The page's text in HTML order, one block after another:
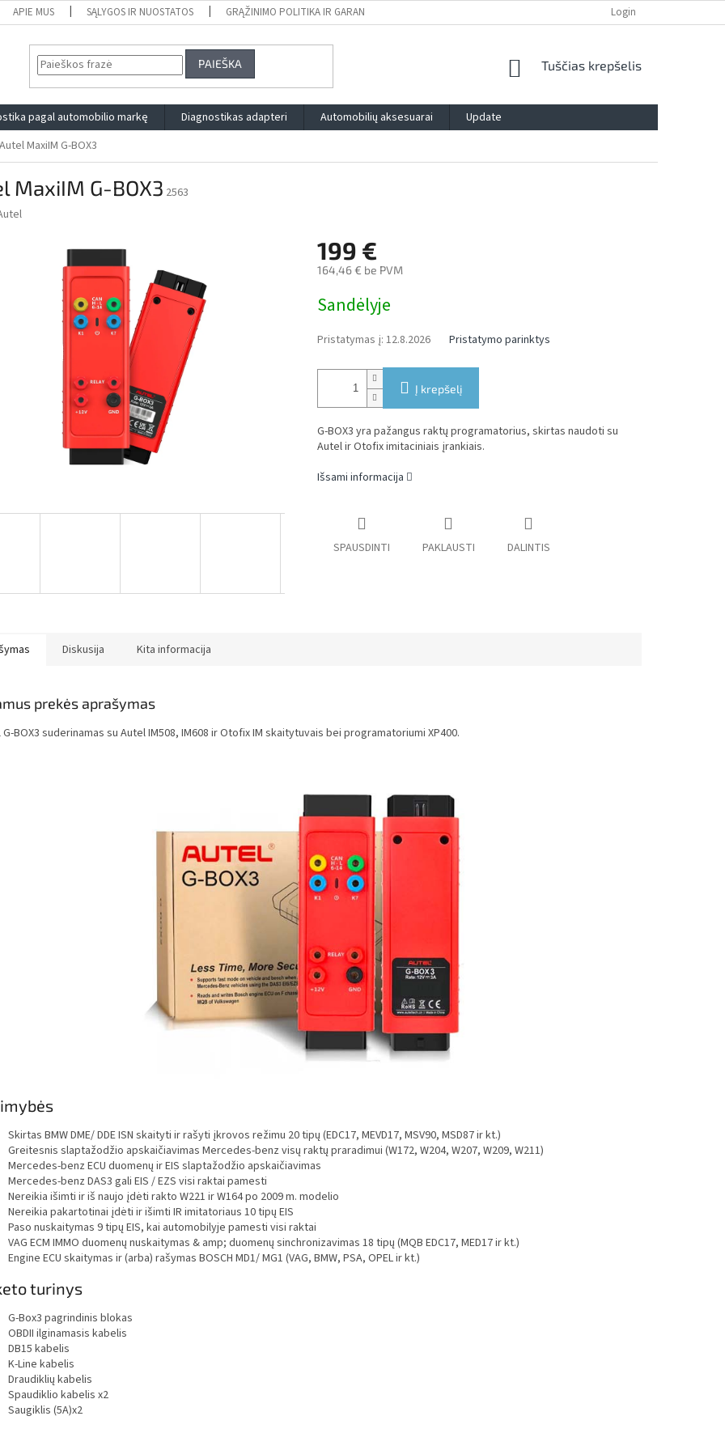
APIE MUS SĄLYGOS IR NUOSTATOS GRĄŽINIMO POLITIKA IR GARANTIJA BLOG
Login
PAIEŠKA
SHOPPING
Tuščias krepšelis
pagal automobilio markę Diagnostikas adapteri Automobilių aksesuarai
Update
Autel MaxiIM G-BOX3
MaxiIM G-BOX3 2563
199 €
164,46 € be PVM
price:
Sandėlyje
Pristatymas į: 12.8.2026 Pristatymo parinktys
Į krepšelį
G-BOX3 yra pažangus raktų programatorius, skirtas naudoti su
Autel ir Otofix imitaciniais įrankiais.
Išsami informacija
SPAUSDINTI PAKLAUSTI DALINTIS
Diskusija Kita informacija
prekės aprašymas
BOX3 suderinamas su Autel IM508, IM608 ir Otofix IM skaitytuvais bei programatoriumi XP400.
Skirtas BMW DME/ DDE ISN skaityti ir rašyti įkrovos režimu 20 tipų (EDC17, MEVD17, MSV90, MSD87 ir kt.)
Greitesnis slaptažodžio apskaičiavimas Mercedes-benz visų raktų praradimui (W172, W204, W207, W209, W211)
Mercedes-benz ECU duomenų ir EIS slaptažodžio apskaičiavimas
Mercedes-benz DAS3 gali EIS / EZS visi raktai pamesti
Nereikia išimti ir iš naujo įdėti rakto W221 ir W164 po 2009 m. modelio
Nereikia pakartotinai įdėti ir išimti IR imitatoriaus 10 tipų EIS
Paso nuskaitymas 9 tipų EIS, kai automobilyje pamesti visi raktai
VAG ECM IMMO duomenų nuskaitymas & amp; duomenų sinchronizavimas 18 tipų (MQB EDC17, MED17 ir kt.)
Engine ECU skaitymas ir (arba) rašymas BOSCH MD1/ MG1 (VAG, BMW, PSA, OPEL ir kt.)
turinys
G-Box3 pagrindinis blokas
OBDII ilginamasis kabelis
DB15 kabelis
K-Line kabelis
Draudiklių kabelis
Spaudiklio kabelis x2
Saugiklis (5A)x2